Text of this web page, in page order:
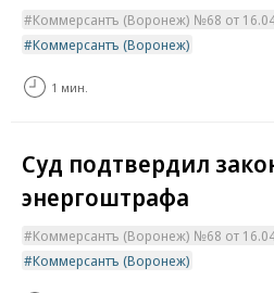
Коммерсантъ (Воронеж) №68 от
Коммерсантъ (Воронеж)
1 мин.
Суд подтвердил
энергоштрафа
Коммерсантъ (Воронеж) №68 от
Коммерсантъ (Воронеж)